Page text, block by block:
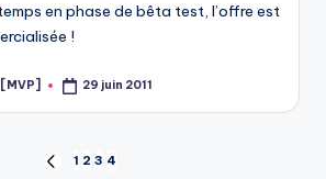
en phase de bêta test, l’offre est
!
29 juin 2011
PREVIOUS
1 2 3 4